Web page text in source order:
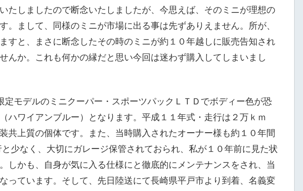
たしましたので断念いたしましたが、今思えば、そのミニが理想の
。まして、同様のミニが市場に出る事は先ずありえません。所が、
すと、まさに断念したその時のミニが約１０年越しに販売告知され
んか。これも何かの縁だと思い今回は迷わず購入してしまいまし
定モデルのミニクーパー・スポーツパックＬＴＤでボディー色が恐
ハワイアンブルー）となります。平成１１年式・走行は２万ｋｍ
共上質の個体です。また、当時購入されたオーナー様も約１０年間
少なく、大切にガレージ保管されておられ、私が１０年前に見た状
しかも、自身が気に入る仕様にと徹底的にメンテナンスをされ、当
っています。そして、先日陸送にて長崎県平戸市より到着、名義変